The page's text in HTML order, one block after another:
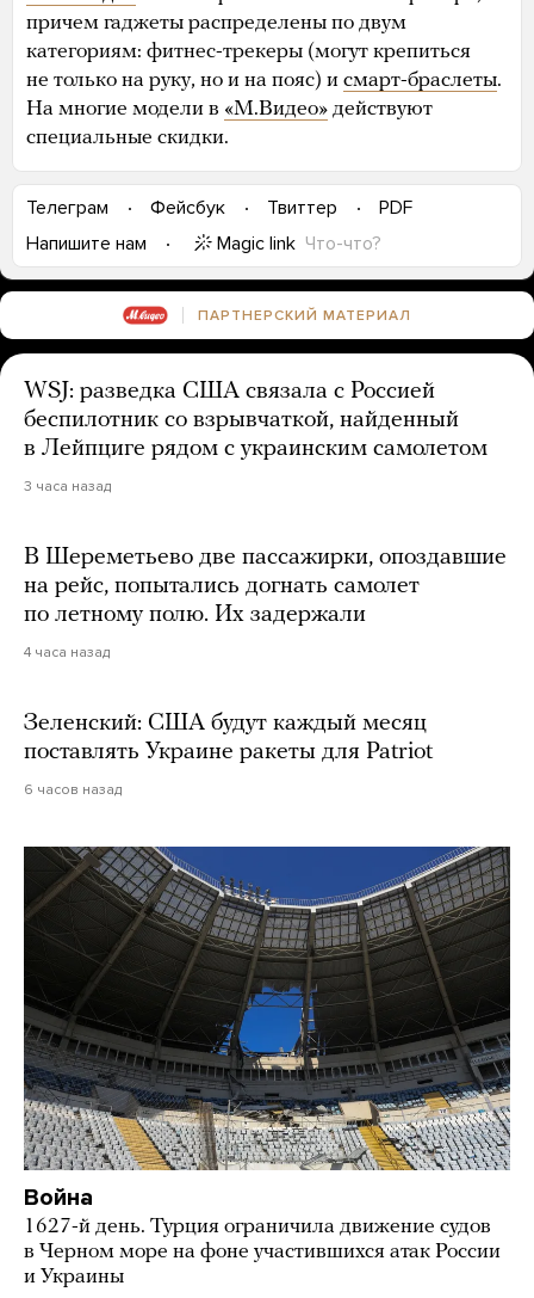
причем гаджеты распределены по двум
категориям: фитнес-трекеры (могут крепиться
не только на руку, но и на пояс) и смарт-браслеты.
На многие модели в «М.Видео» действуют
специальные скидки.
Телеграм Фейсбук Твиттер
PDF
Напишите нам
Magic link Что-что?
ПАРТНЕРСКИЙ МАТЕРИАЛ
WSJ: разведка США связала с Россией
беспилотник со взрывчаткой, найденный
в Лейпциге рядом с украинским самолетом
3 часа назад
В Шереметьево две пассажирки, опоздавшие
на рейс, попытались догнать самолет
по летному полю. Их задержали
4 часа назад
Зеленский: США будут каждый месяц
поставлять Украине ракеты для Patriot
6 часов назад
Война
1627-й день. Турция ограничила движение судов
в Черном море на фоне участившихся атак России
и Украины